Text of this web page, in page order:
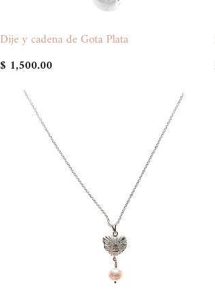
Dije y cadena de Gota Plata
$ 1,500.00